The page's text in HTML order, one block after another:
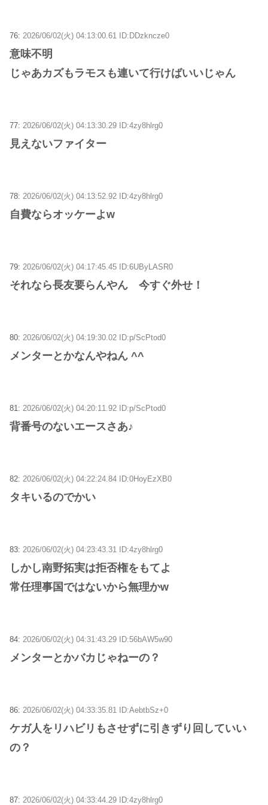
76: 2026/06/02(火) 04:13:00.61 ID:DDzkncze0
意味不明
じゃあカズもラモスも連いて行けばいいじゃん
77: 2026/06/02(火) 04:13:30.29 ID:4zy8hlrg0
見えないファイター
78: 2026/06/02(火) 04:13:52.92 ID:4zy8hlrg0
自費ならオッケーよw
79: 2026/06/02(火) 04:17:45.45 ID:6UByLASR0
それなら長友要らんやん 今すぐ外せ！
80: 2026/06/02(火) 04:19:30.02 ID:p/ScPtod0
メンターとかなんやねん ^^
81: 2026/06/02(火) 04:20:11.92 ID:p/ScPtod0
背番号のないエースさあ♪
82: 2026/06/02(火) 04:22:24.84 ID:0HoyEzXB0
タキいるのでかい
83: 2026/06/02(火) 04:23:43.31 ID:4zy8hlrg0
しかし南野拓実は拒否権をもてよ
常任理事国ではないから無理かw
84: 2026/06/02(火) 04:31:43.29 ID:56bAW5w90
メンターとかバカじゃねーの？
86: 2026/06/02(火) 04:33:35.81 ID:AebtbSz+0
ケガ人をリハビリもさせずに引きずり回していい
の？
87: 2026/06/02(火) 04:33:44.29 ID:4zy8hlrg0